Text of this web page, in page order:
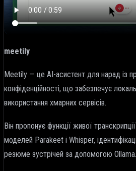
meetily
Meetily — це AI-асистент для нарад із
конфіденційності, що забезпечує
використання хмарних сервісів.
Він пропонує функції живої
моделей Parakeet і Whisper,
резюме зустрічей за допомогою Ollama.